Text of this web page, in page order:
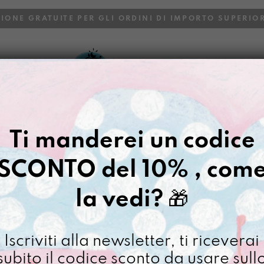
GRATUITE PER GLI ORDINI DI IMPORTO
Gazpacho bassotta su
BASSOTTA
€84,00
[ Borsa a tracolla: 13 x
Articolo in preordine
bassotta
su
Ti manderei un codice
del 10% ,
la vedi?🎁
Iscriviti alla newsletter, ti riceverai
il codice sconto da usare